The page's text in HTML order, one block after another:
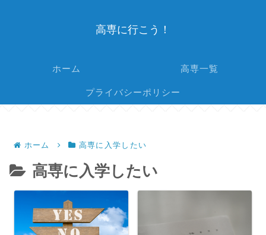
高専に行こう！
ホーム 高専一覧
プライバシーポリシー
ホーム 高専に入学したい
高専に入学したい